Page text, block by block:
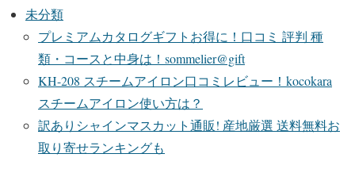
未分類
プレミアムカタログギフトお得に！口コミ 評判 種
類・コースと中身は！sommelier@gift
KH-208 スチームアイロン口コミレビュー！kocokara
スチームアイロン使い方は？
訳ありシャインマスカット通販! 産地厳選 送料無料お
取り寄せランキングも